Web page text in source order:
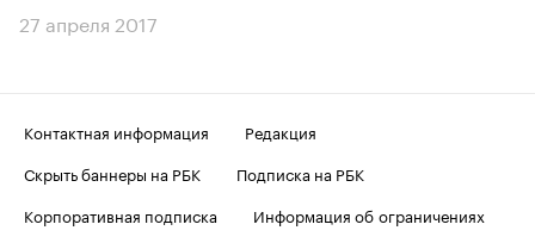
27 апреля 2017
Контактная информация
Редакция
Скрыть баннеры на РБК
Подписка на РБК
Корпоративная подписка
Информация об ограничениях